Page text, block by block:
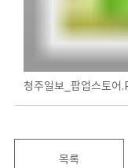
청주일보_팝업스토어
목록